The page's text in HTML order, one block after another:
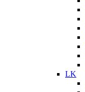
LK